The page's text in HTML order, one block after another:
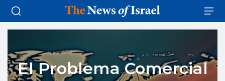
El Problema Comercial